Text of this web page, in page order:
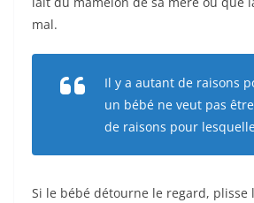
mal.
Il y a autant de raisons
un bébé ne veut pas
de raisons pour
Si le bébé détourne le regard, plisse